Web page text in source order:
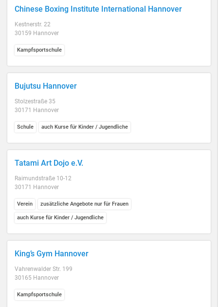
Chinese Boxing Institute International Hannover
Kestnerstr. 22
30159 Hannover
Kampfsportschule
Bujutsu Hannover
Stolzestraße 35
30171 Hannover
Schule auch Kurse für Kinder / Jugendliche
Tatami Art Dojo e.V.
Raimundstraße 10-12
30171 Hannover
Verein zusätzliche Angebote nur für Frauen
auch Kurse für Kinder / Jugendliche
King’s Gym Hannover
Vahrenwalder Str. 199
30165 Hannover
Kampfsportschule